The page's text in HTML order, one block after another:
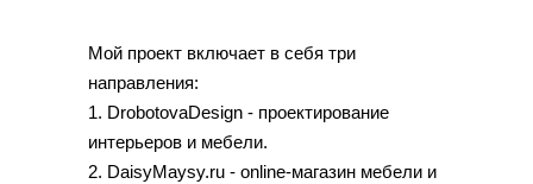
Мой проект включает в себя три
направления:
1. DrobotovaDesign - проектирование
интерьеров и мебели.
2. DaisyMaysy.ru - online-магазин мебели и